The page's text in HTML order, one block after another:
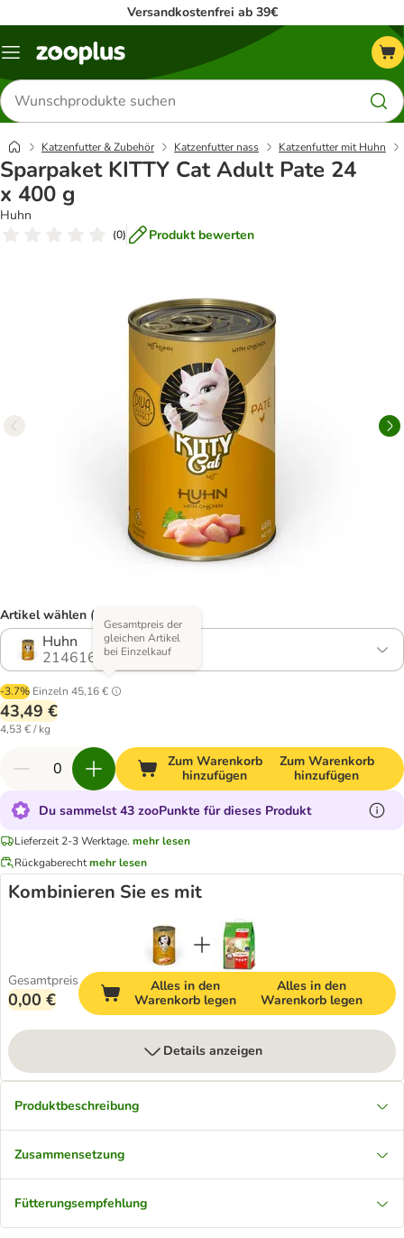
Versandkostenfrei ab 39€
Menü
Produkte
suchen
Katzenfutter & Zubehör Katzenfutter nass Katzenfutter mit Huhn
Sparpaket KITTY Cat Adult Pate 24
x 400 g
Huhn
(0) Produkt bewerten
Artikel wählen (8 Varianten)
Huhn
2146162.3
-3.7% Einzeln 45,16 €
Gesamtpreis der
gleichen Artikel
bei Einzelkauf
43,49 €
4,53 € / kg
Zum Warenkorb
hinzufügen
Zum Warenkorb
hinzufügen
Du sammelst 43 zooPunkte für dieses Produkt
Lieferzeit 2-3 Werktage. mehr lesen
Rückgaberechtmehr lesen
Kombinieren Sie es mit
Gesamtpreis
0,00 €
Alles in den
Warenkorb legen
Alles in den
Warenkorb legen
Details anzeigen
Produktbeschreibung
Zusammensetzung
Fütterungsempfehlung